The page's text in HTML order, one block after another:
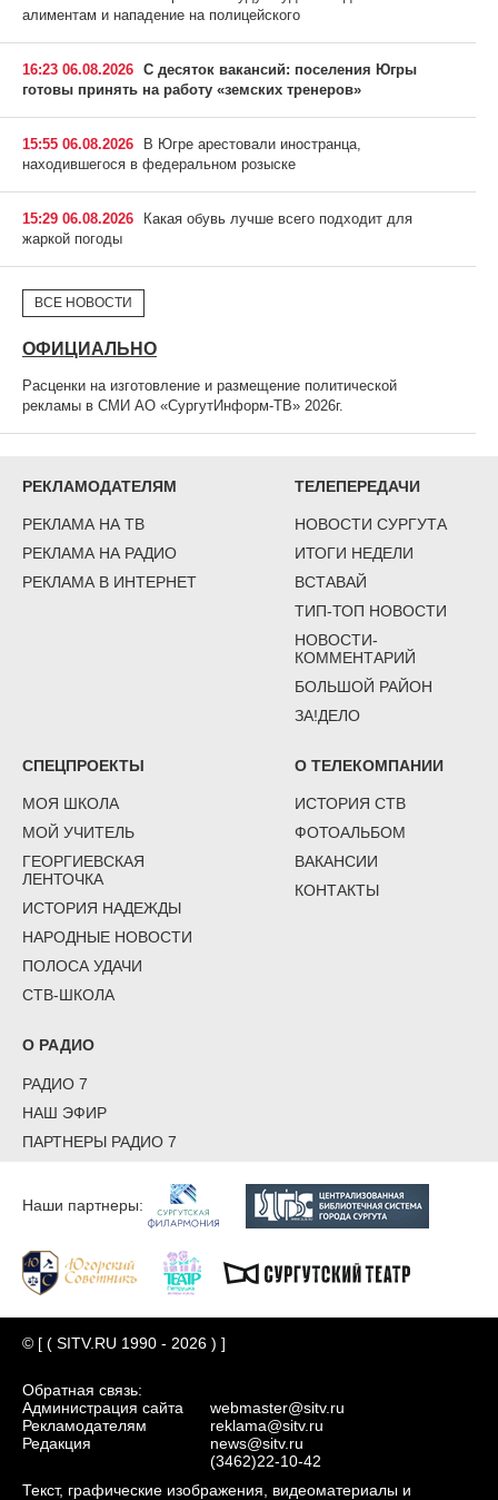
алиментам и нападение на полицейского
16:23 06.08.2026 С десяток вакансий: поселения Югры
готовы принять на работу «земских тренеров»
15:55 06.08.2026
В Югре арестовали иностранца,
находившегося в федеральном розыске
15:29 06.08.2026
Какая обувь лучше всего подходит для
жаркой погоды
ВСЕ НОВОСТИ
ОФИЦИАЛЬНО
Расценки на изготовление и размещение политической
рекламы в СМИ АО «СургутИнформ-ТВ» 2026г.
РЕКЛАМОДАТЕЛЯМ
РЕКЛАМА НА ТВ
РЕКЛАМА НА РАДИО
РЕКЛАМА В ИНТЕРНЕТ
ТЕЛЕПЕРЕДАЧИ
НОВОСТИ СУРГУТА
ИТОГИ НЕДЕЛИ
ВСТАВАЙ
ТИП-ТОП НОВОСТИ
НОВОСТИ-
КОММЕНТАРИЙ
БОЛЬШОЙ РАЙОН
ЗА!ДЕЛО
СПЕЦПРОЕКТЫ
МОЯ ШКОЛА
МОЙ УЧИТЕЛЬ
ГЕОРГИЕВСКАЯ
ЛЕНТОЧКА
ИСТОРИЯ НАДЕЖДЫ
НАРОДНЫЕ НОВОСТИ
ПОЛОСА УДАЧИ
СТВ-ШКОЛА
О ТЕЛЕКОМПАНИИ
ИСТОРИЯ СТВ
ФОТОАЛЬБОМ
ВАКАНСИИ
КОНТАКТЫ
О РАДИО
РАДИО 7
НАШ ЭФИР
ПАРТНЕРЫ РАДИО 7
Наши партнеры:
© [ ( SITV.RU 1990 - 2026 ) ]
Обратная связь:
Администрация сайта
Рекламодателям
Редакция
webmaster@sitv.ru
reklama@sitv.ru
news@sitv.ru
(3462)22-10-42
Текст, графические изображения, видеоматериалы и